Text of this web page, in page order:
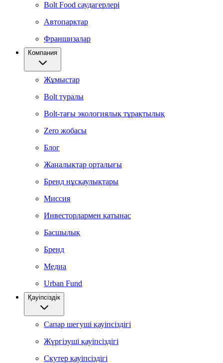
Bolt Food саудагерлері
Автопарктар
Франшизалар
Компания
Жұмыстар
Bolt туралы
Bolt-тағы экологиялық тұрақтылық
Zero жобасы
Блог
Жаңалықтар орталығы
Бренд нұсқаулықтары
Миссия
Инвесторлармен қатынас
Басшылық
Бренд
Медиа
Urban Fund
Қауіпсіздік
Сапар шегуші қауіпсіздігі
Жүргізуші қауіпсіздігі
Скутер қауіпсіздігі